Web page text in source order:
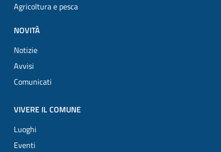
Agricoltura e pesca
NOVITÀ
Notizie
Avvisi
Comunicati
VIVERE IL COMUNE
Luoghi
Eventi